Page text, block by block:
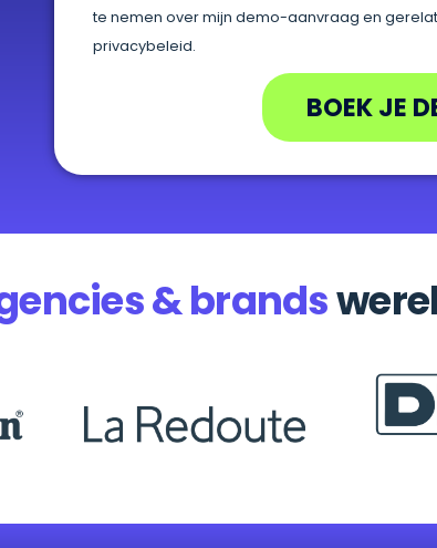
te nemen over mijn demo-aanvraag en
privacybeleid.
BOEK JE
& brands